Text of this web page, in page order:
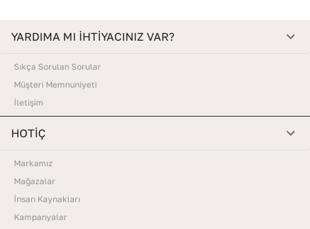
YARDIMA MI İHTİYACINIZ VAR?
Sıkça Sorulan Sorular
Müşteri Memnuniyeti
İletişim
HOTİÇ
Markamız
Mağazalar
İnsan Kaynakları
Kampanyalar